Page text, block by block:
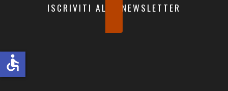
ISCRIVITI ALLA NEWSLETTER
accessible